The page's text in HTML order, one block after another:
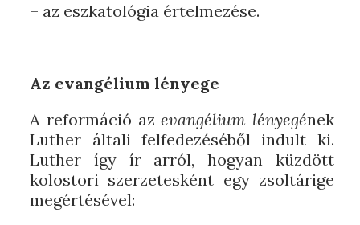
– az eszkatológia értelmezése.
Az evangélium lényege
A reformáció azevangélium lényegének
Luther általi felfedezéséből indult ki.
Luther így ír arról, hogyan küzdött
kolostori szerzetesként egy zsoltárige
megértésével: